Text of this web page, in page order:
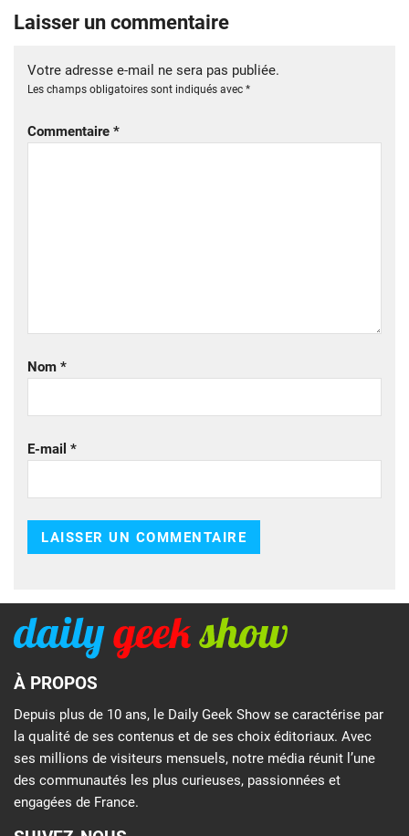
Laisser un commentaire
Votre adresse e-mail ne sera pas publiée.
Les champs obligatoires sont indiqués avec *
Commentaire *
Nom *
E-mail *
À PROPOS
Depuis plus de 10 ans, le Daily Geek Show se caractérise par
la qualité de ses contenus et de ses choix éditoriaux. Avec
ses millions de visiteurs mensuels, notre média réunit l’une
des communautés les plus curieuses, passionnées et
engagées de France.